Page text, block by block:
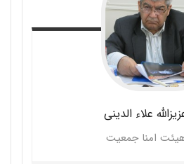
علاء الدینی
امنا جمعیت